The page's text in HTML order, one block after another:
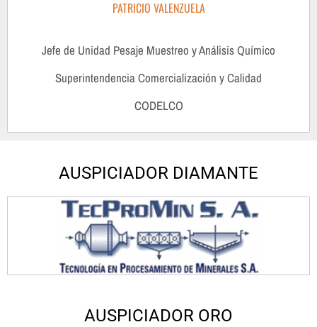
PATRICIO VALENZUELA
Jefe de Unidad Pesaje Muestreo y Análisis Químico
Superintendencia Comercialización y Calidad
CODELCO
AUSPICIADOR DIAMANTE
AUSPICIADOR ORO